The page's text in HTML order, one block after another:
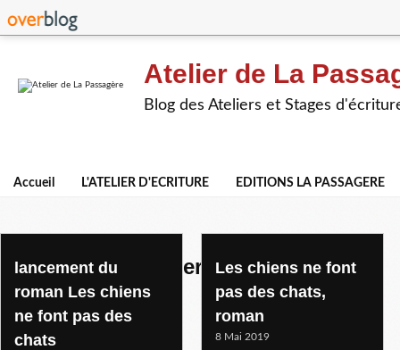
Atelier de La
Blog des Ateliers et Stages
Accueil L'ATELIER D'ECRITURE EDITIONS LA PASSAGERE
sybille de bollardiere
lancement du
roman Les chiens
ne font pas des
chats
Les chiens ne font
pas des chats,
roman
8 Mai 2019